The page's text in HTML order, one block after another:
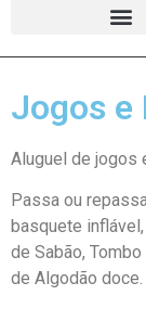
Jogos e
Aluguel de jogos
Passa ou
basquete
de Sabão,
de Algodão doce.